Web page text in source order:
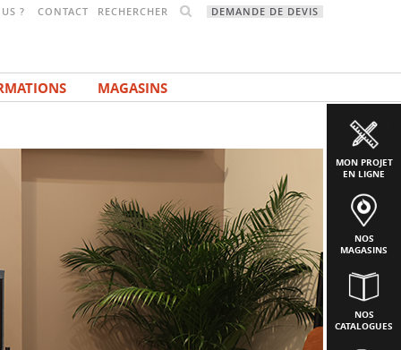
? CONTACT RECHERCHER DEMANDE DE DEVIS
MAGASINS
MON PROJET
EN LIGNE
NOS
MAGASINS
NOS
CATALOGUES